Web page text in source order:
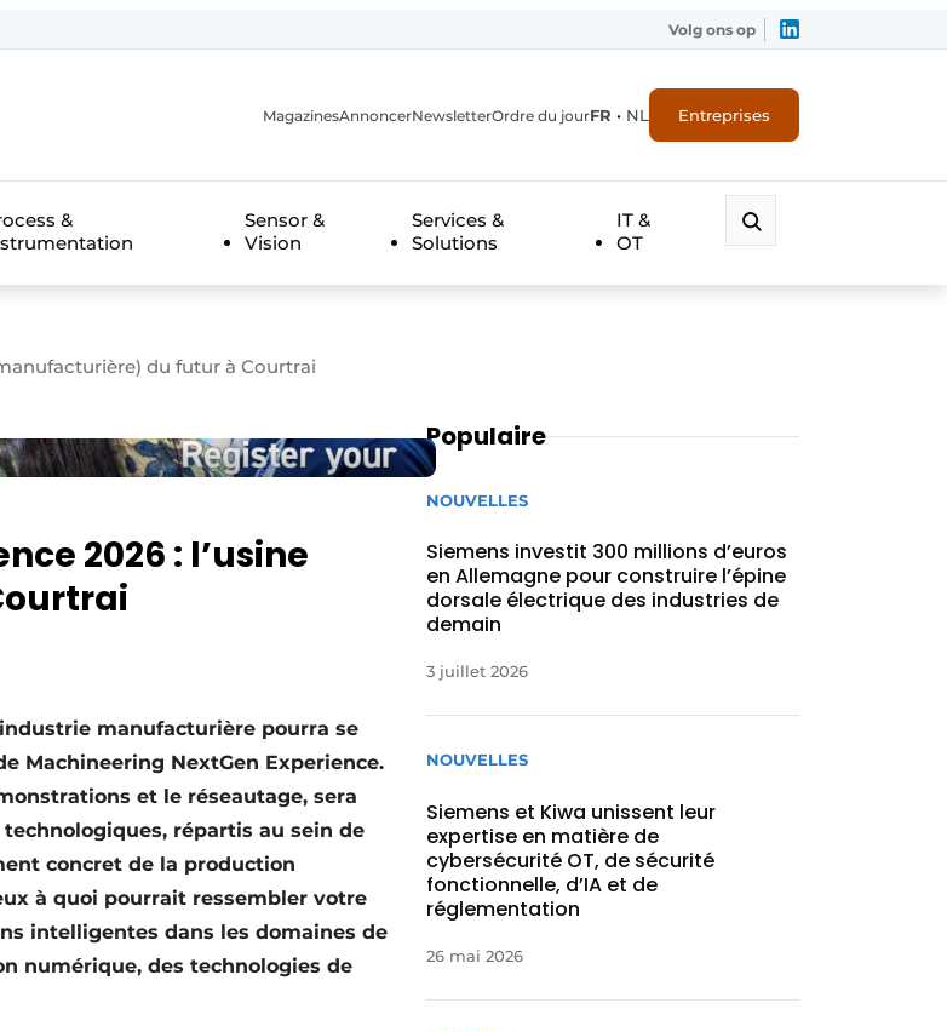
Volg ons op
MagazinesAnnoncerNewsletterOrdre du jourFR • NL Entreprises
&
Sensor &
Vision
Services &
Solutions
IT &
OT
du futur à Courtrai
2026 : l’usine
manufacturière pourra se
Machineering NextGen Experience.
et le réseautage, sera
répartis au sein de
concret de la production
à quoi pourrait ressembler votre
intelligentes dans les domaines de
numérique, des technologies de
Populaire
NOUVELLES
Siemens investit 300 millions d’euros
en Allemagne pour construire l’épine
dorsale électrique des industries de
demain
3 juillet 2026
NOUVELLES
Siemens et Kiwa unissent leur
expertise en matière de
cybersécurité OT, de sécurité
fonctionnelle, d’IA et de
réglementation
26 mai 2026